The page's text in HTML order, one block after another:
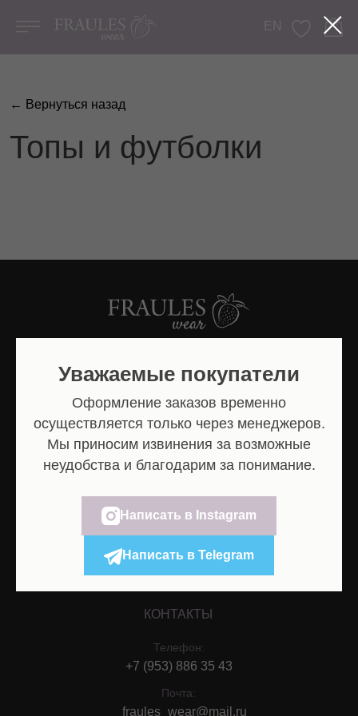
EN
Уважаемые покупатели
Оформление заказов временно
осуществляется только через менеджеров.
Мы приносим извинения за возможные
неудобства и благодарим за понимание.
Написать в Instagram
Написать в Telegram
Топы и футболки
← Вернуться назад
женской одежды
Каталог
Sale
КЛИЕНТАМ
КОНТАКТЫ
доставка
Телефон:
Почта:
Обмен и
+7 (953) 886 35 43
fraules_wear@mail.ru
Политика
конфиденциальности
Договор оферта